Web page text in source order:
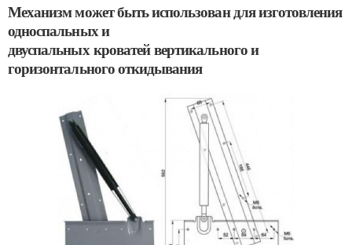
Механизм может быть использован для изготовления
односпальных и
двуспальных кроватей вертикального и
горизонтального откидывания